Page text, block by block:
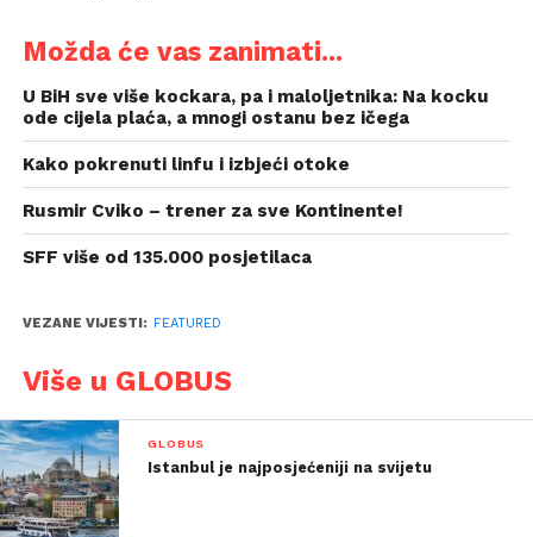
Možda će vas zanimati...
U BiH sve više kockara, pa i maloljetnika: Na kocku
ode cijela plaća, a mnogi ostanu bez ičega
Kako pokrenuti linfu i izbjeći otoke
Rusmir Cviko – trener za sve Kontinente!
SFF više od 135.000 posjetilaca
VEZANE VIJESTI: FEATURED
Više u GLOBUS
GLOBUS
Istanbul je najposjećeniji na svijetu